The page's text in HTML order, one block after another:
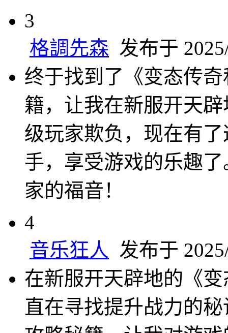
3
格調先森 发布于
终于找到了《变态传
籍，让我在新服开天
级玩家欺负，现在有
手，享受游戏的乐趣
家的福音！
4
音乐狂人 发布于
在新服开天辟地的《
直在寻找提升战力的